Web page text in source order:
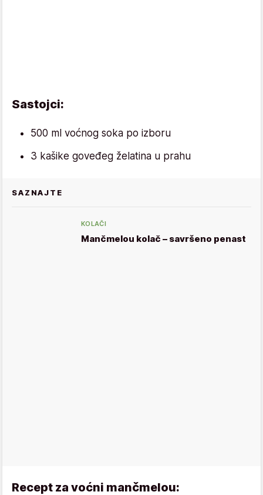
Sastojci:
500 ml voćnog soka po izboru
3 kašike goveđeg želatina u prahu
SAZNAJTE
KOLAČI
Mančmelou kolač – savršeno penast
Recept za voćni mančmelou: